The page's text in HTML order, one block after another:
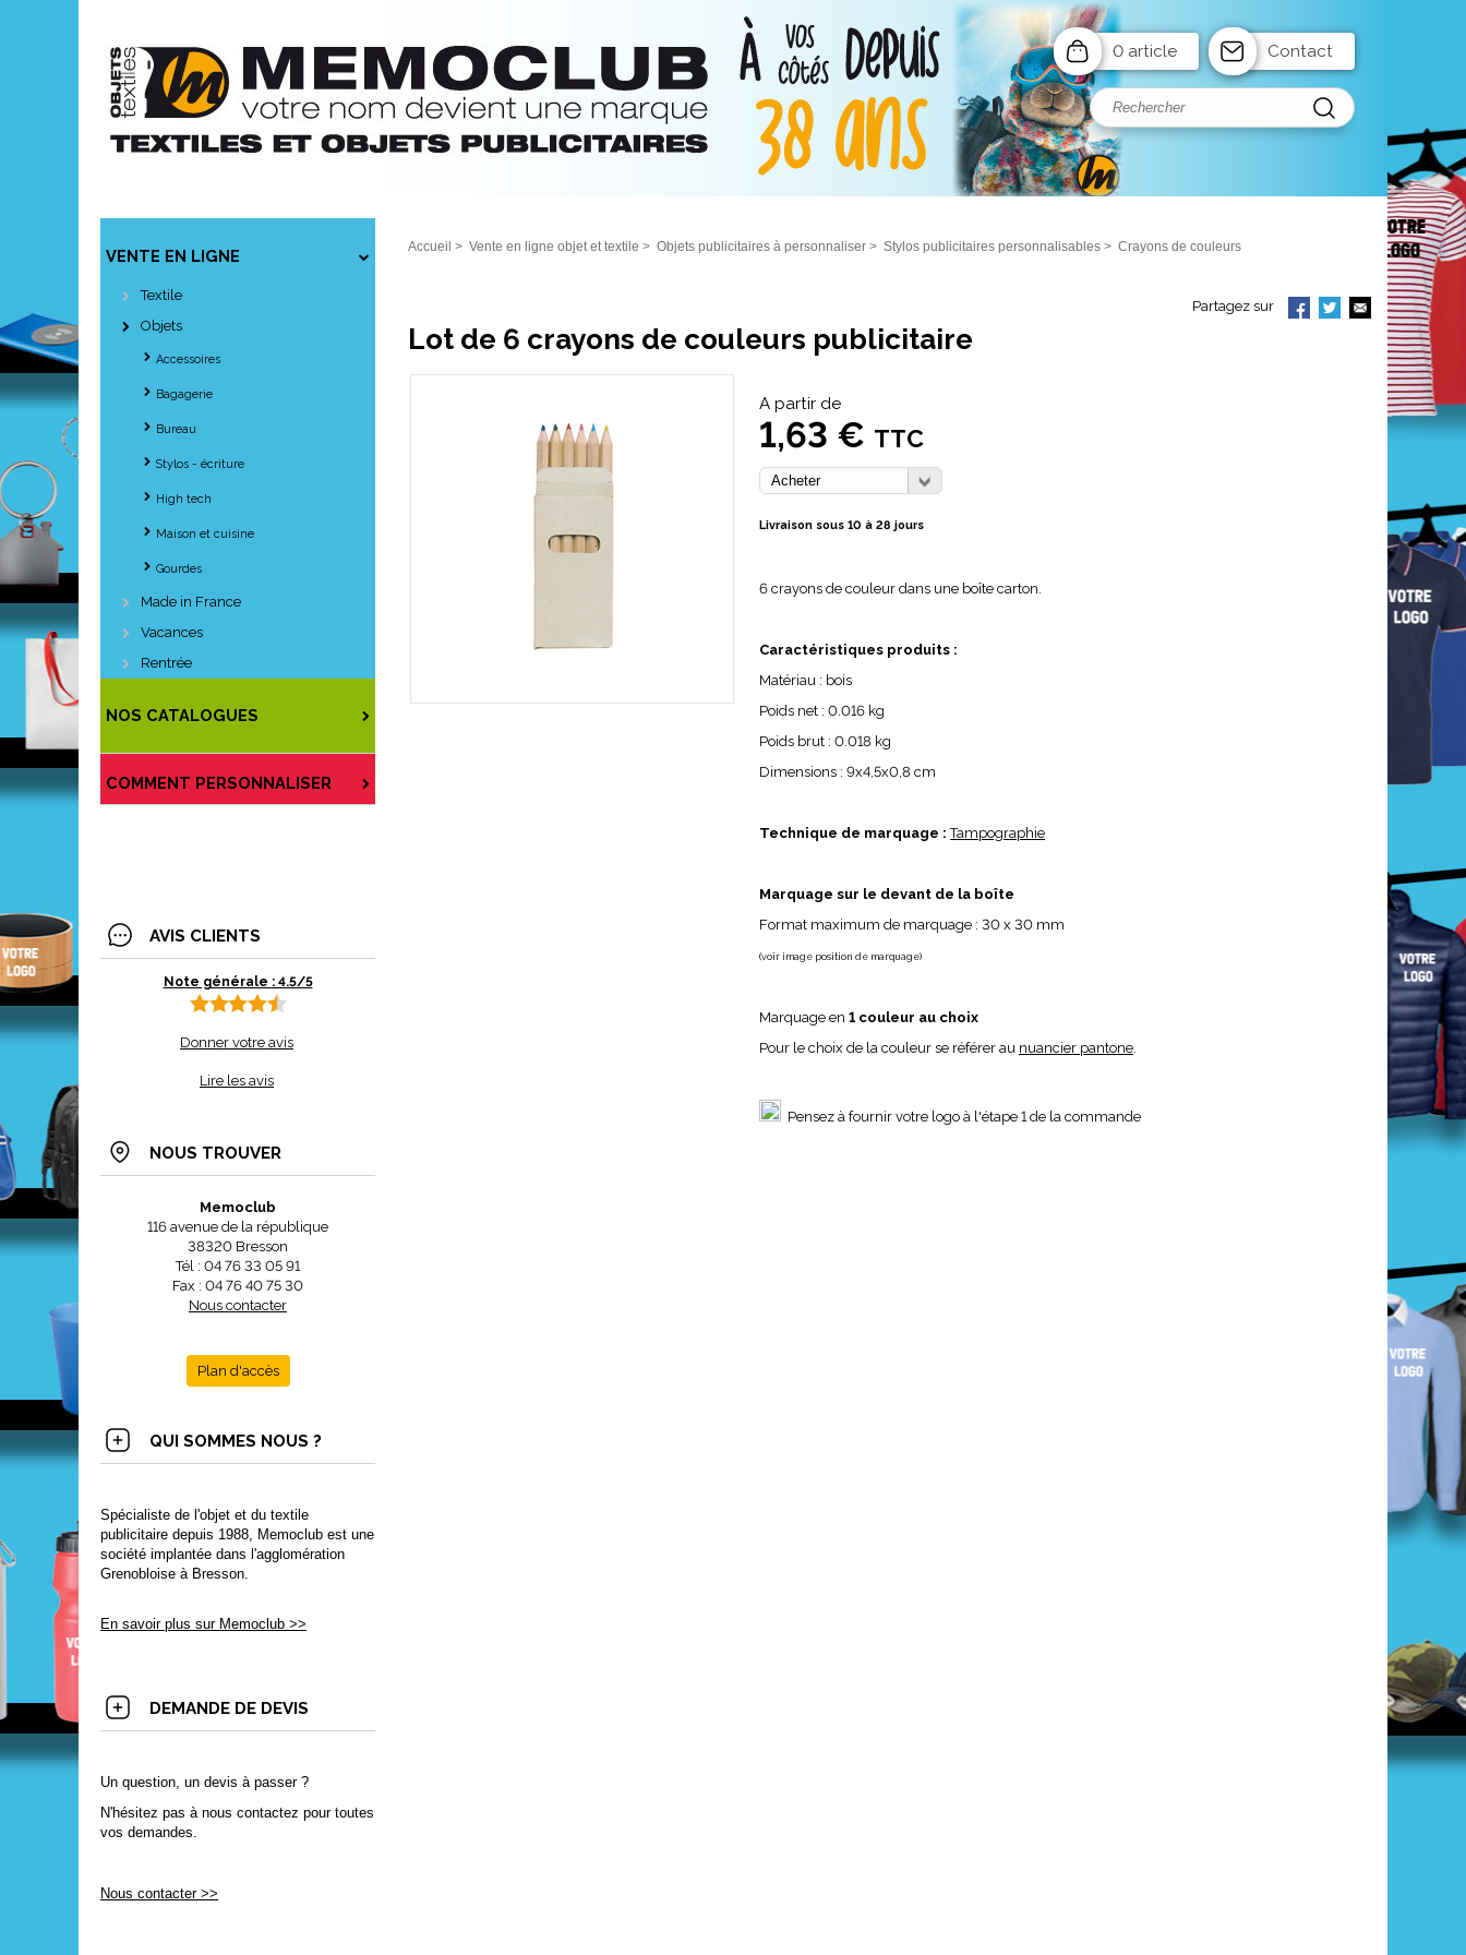
0 article Contact
VENTE EN LIGNE
Textile
Objets
Accessoires
Bagagerie
Bureau
Stylos - écriture
High tech
Maison et cuisine
Gourdes
Made in France
Vacances
Rentrée
NOS CATALOGUES
COMMENT PERSONNALISER
AVIS CLIENTS
Note générale : 4.5/5
Donner votre avis
Lire les avis
NOUS TROUVER
Memoclub
116 avenue de la république
38320 Bresson
Tél : 04 76 33 05 91
Fax : 04 76 40 75 30
Nous contacter
Plan d'accès
QUI SOMMES NOUS ?
Spécialiste de l'objet et du textile
publicitaire depuis 1988, Memoclub est une
société implantée dans l'agglomération
Grenobloise à Bresson.
En savoir plus sur Memoclub >>
DEMANDE DE DEVIS
Un question, un devis à passer ?
N'hésitez pas à nous contactez pour toutes
vos demandes.
Nous contacter >>
Accueil > Vente en ligne objet et textile > Objets publicitaires à personnaliser > Stylos publicitaires personnalisables > Crayons de couleurs
Partagez sur
Lot de 6 crayons de couleurs publicitaire
A partir de
1,63 € TTC
Livraison sous 10 à 28 jours
6 crayons de couleur dans une boîte carton.
Caractéristiques produits :
Matériau : bois
Poids net : 0.016 kg
Poids brut : 0.018 kg
Dimensions : 9x4,5x0,8 cm
Technique de marquage : Tampographie
Marquage sur le devant de la boîte
Format maximum de marquage : 30 x 30 mm
(voir image position de marquage)
Marquage en 1 couleur au choix
Pour le choix de la couleur se référer au nuancier pantone.
Pensez à fournir votre logo à l'étape 1 de la commande